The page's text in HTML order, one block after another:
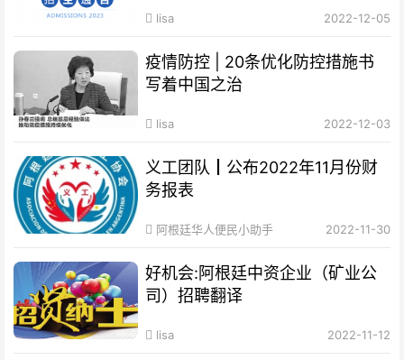
lisa 2022-12-05
疫情防控 | 20条优化防控措施书
写着中国之治
lisa 2022-12-03
义工团队┃公布2022年11月份财
务报表
阿根廷华人便民小助手 2022-11-30
好机会:阿根廷中资企业（矿业公
司）招聘翻译
lisa 2022-11-12